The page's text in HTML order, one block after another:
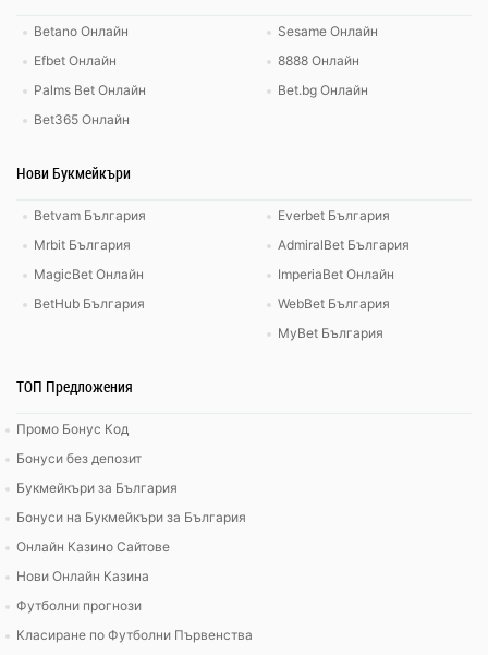
Betano Онлайн
Efbet Онлайн
Palms Bet Онлайн
Bet365 Онлайн
Sesame Онлайн
8888 Онлайн
Bet.bg Онлайн
Нови Букмейкъри
Betvam България
Mrbit България
MagicBet Онлайн
BetHub България
Everbet България
AdmiralBet България
ImperiaBet Онлайн
WebBet България
MyBet България
ТОП Предложения
Промо Бонус Код
Бонуси без депозит
Букмейкъри за България
Бонуси на Букмейкъри за България
Онлайн Казино Сайтове
Нови Онлайн Казина
Футболни прогнози
Класиране по Футболни Първенства